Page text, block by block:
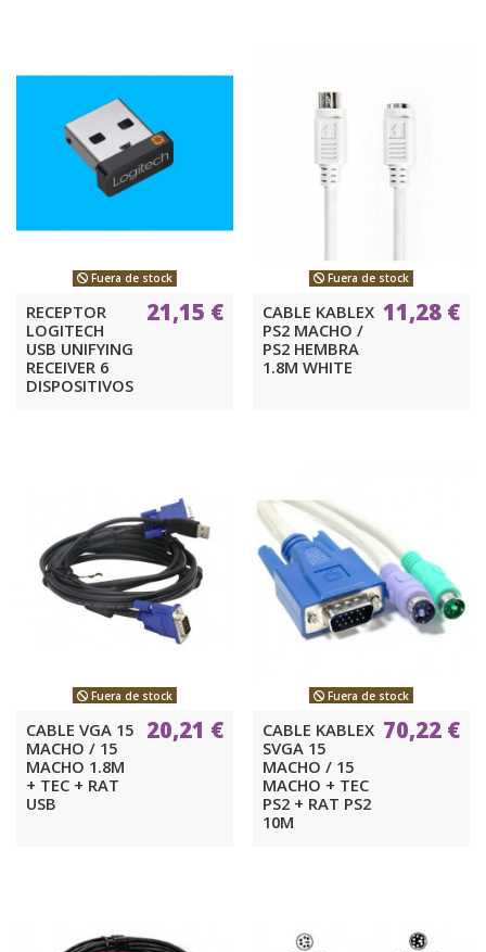
Fuera de stock
RECEPTOR
LOGITECH
USB UNIFYING
RECEIVER 6
DISPOSITIVOS
21,15 €
Fuera de stock
CABLE KABLEX
PS2 MACHO /
PS2 HEMBRA
1.8M WHITE
11,28 €
Fuera de stock
CABLE VGA 15
MACHO / 15
MACHO 1.8M
+ TEC + RAT
USB
20,21 €
Fuera de stock
CABLE KABLEX
SVGA 15
MACHO / 15
MACHO + TEC
PS2 + RAT PS2
10M
70,22 €